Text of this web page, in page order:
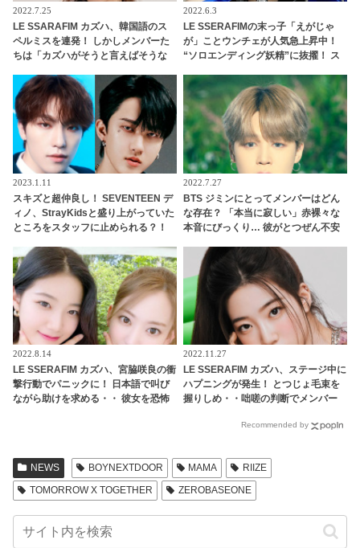
2022.7.25
LE SSARAFIM カズハ、韓国語のス
ペルミスを連発！ しかしメンバーた
ちは「カズハがそうと言えばそうな
に挑む彼女とそれを支えるメンバー
たちの絆にほっこり
2022.6.3
LE SSERAFIMの末っ子「えがじゃ
が」ことウンチェが人気急上昇中！
“ソロエンディング妖精”に抜擢！ ス
粋な笑顔とかわいすぎる愛嬌にメン
バーも悶絶
2023.1.11
スキズと超仲良し！ SEVENTEEN デ
ィノ、StrayKidsと盛り上がっていた
ところをスタッフに止められる？！
元へ連行・・ かわいすぎる一部始終
に爆笑
2022.7.27
BTS ジミンにとってメンバーはどん
な存在？ 「本当に寂しい」赤裸々な
本音にびっくり… 彼がとつぜん不安
2022.8.14
LE SSERAFIM カズハ、宮脇咲良の衝
撃行動でパニックに！ 日本語で叫び
ながら助けを求める・・ 彼女を恐怖
2022.11.27
LE SSERAFIM カズハ、ステージ中に
ハプニングが発生！ とつじょ毛束を
握りしめ・・咄嗟の判断でメンバー
Recommended by
NEWS BOYNEXTDOOR MAMA
RIIZE
TOMORROW X TOGETHER
ZEROBASEONE